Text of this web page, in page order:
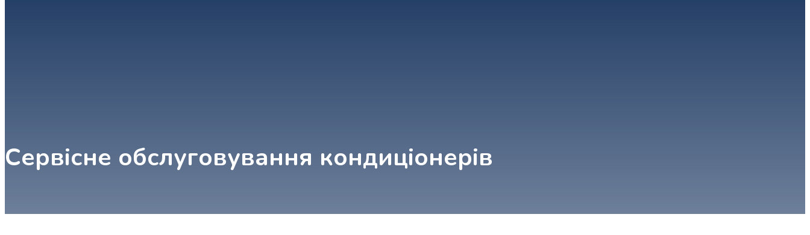
Сервісне обслуговування кондиціонерів